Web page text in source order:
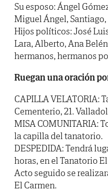
Su esposo: Ángel
Miguel Ángel,
Hijos políticos: José
Lara, Alberto, Ana
hermanos, hermanos
Ruegan una oración
CAPILLA VELATORIA:
Cementerio, 21.
MISA COMUNITARIA:
la capilla del tanatorio.
DESPEDIDA: Tendrá
horas, en el Tanatorio
Acto seguido se
El Carmen.